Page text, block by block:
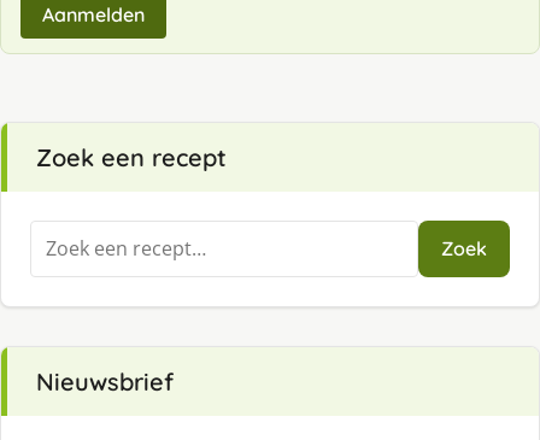
Aanmelden
Zoek een recept
Zoeken
naar:
Zoek
Nieuwsbrief